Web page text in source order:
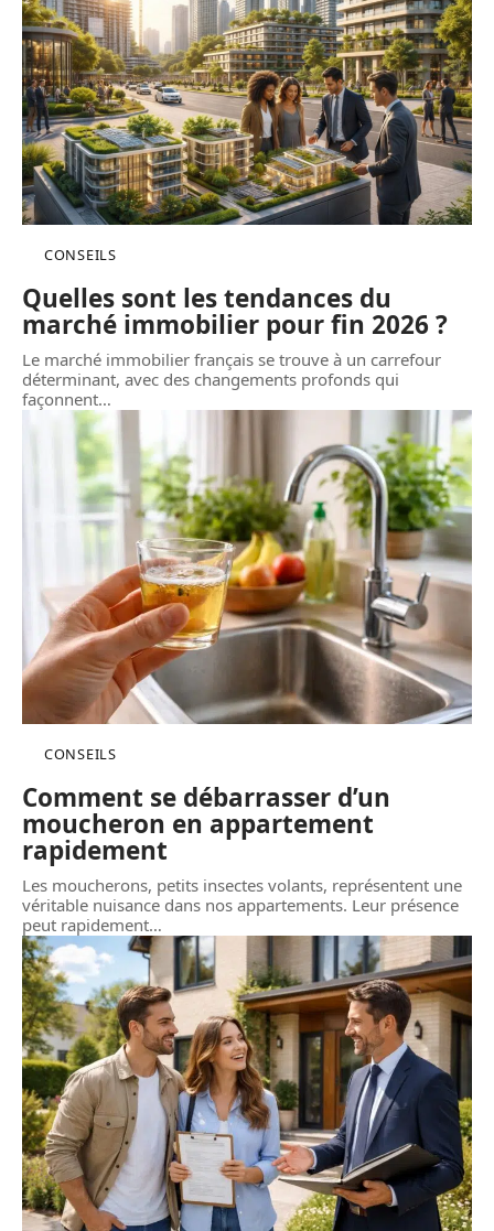
CONSEILS
Quelles sont les tendances du
marché immobilier pour fin 2026 ?
Le marché immobilier français se trouve à un carrefour
déterminant, avec des changements profonds qui
façonnent…
CONSEILS
Comment se débarrasser d’un
moucheron en appartement
rapidement
Les moucherons, petits insectes volants, représentent une
véritable nuisance dans nos appartements. Leur présence
peut rapidement…